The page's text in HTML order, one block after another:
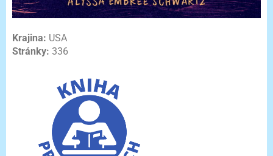
Krajina: USA
Stránky: 336